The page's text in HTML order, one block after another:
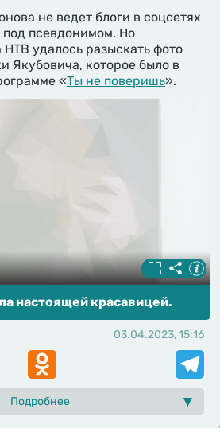
не ведет блоги в соцсетях
псевдонимом. Но
удалось разыскать фото
Якубовича, которое было в
«Ты не поверишь».
настоящей красавицей.
03.04.2023, 15:16
Odnoklassniki
Подробнее